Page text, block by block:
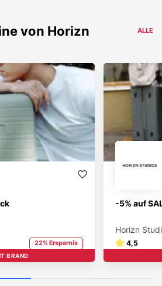
von Horizn
ALLE
22% Ersparnis
BRAND
-5% auf
Horizn
4,5